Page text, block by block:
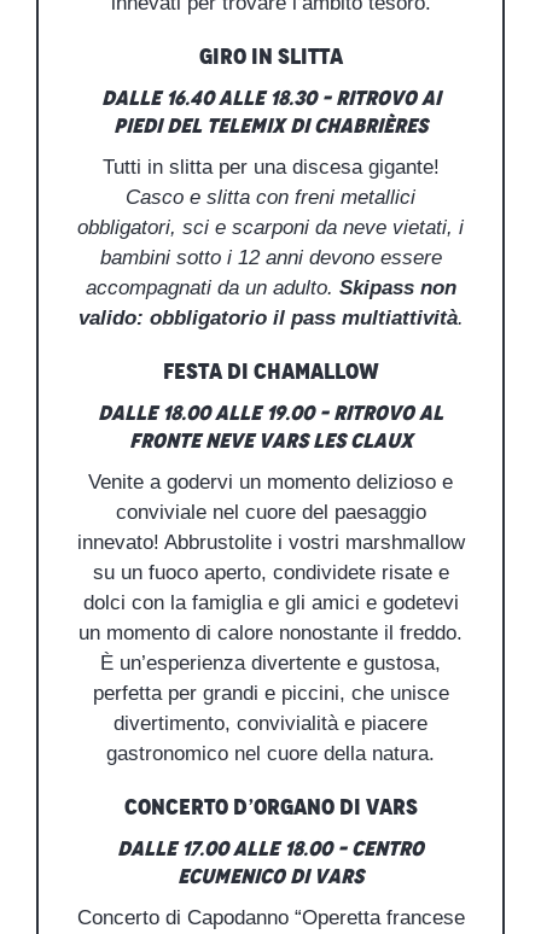
Giro in slitta
Dalle 16.40 alle 18.30 – Ritrovo ai
piedi del Telemix di Chabrières
Tutti in slitta per una discesa gigante!
Casco e slitta con freni metallici
obbligatori, sci e scarponi da neve vietati, i
bambini sotto i 12 anni devono essere
accompagnati da un adulto. Skipass non
valido: obbligatorio il pass multiattività.
Festa di Chamallow
Dalle 18.00 alle 19.00 – Ritrovo al
fronte neve Vars les Claux
Venite a godervi un momento delizioso e
conviviale nel cuore del paesaggio
innevato! Abbrustolite i vostri marshmallow
su un fuoco aperto, condividete risate e
dolci con la famiglia e gli amici e godetevi
un momento di calore nonostante il freddo.
È un’esperienza divertente e gustosa,
perfetta per grandi e piccini, che unisce
divertimento, convivialità e piacere
gastronomico nel cuore della natura.
Concerto d’organo di Vars
Dalle 17.00 alle 18.00 – Centro
ecumenico di Vars
Concerto di Capodanno “Operetta francese